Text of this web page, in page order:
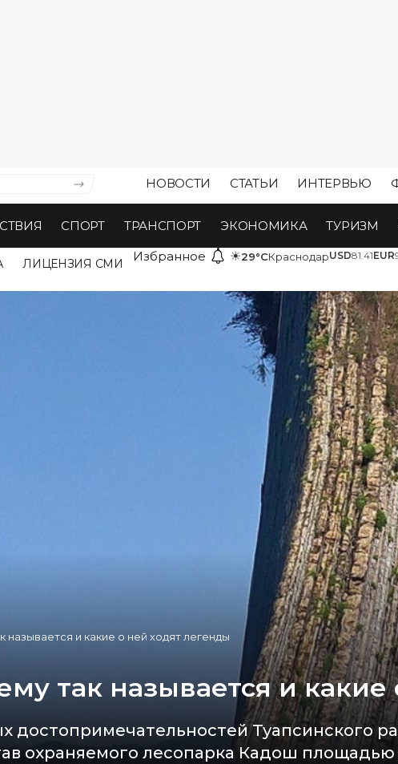
НОВОСТИ СТАТЬИ ИНТЕРВЬЮ
СПОРТ ТРАНСПОРТ ЭКОНОМИКА ТУРИЗМ
ЛИЦЕНЗИЯ СМИ Избранное ☀29°CКраснодарUSD81.41EUR
называется и какие о ней ходят легенды
так называется и
достопримечательностей Туапсинского
охраняемого лесопарка Кадош площадью